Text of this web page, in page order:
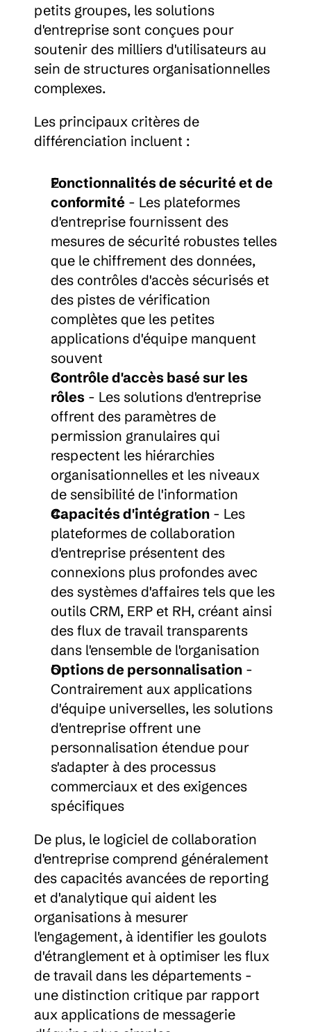
petits groupes, les solutions
d'entreprise sont conçues pour
soutenir des milliers d'utilisateurs au
sein de structures organisationnelles
complexes.
Les principaux critères de
différenciation incluent :
Fonctionnalités de sécurité et de
conformité - Les plateformes
d'entreprise fournissent des
mesures de sécurité robustes telles
que le chiffrement des données,
des contrôles d'accès sécurisés et
des pistes de vérification
complètes que les petites
applications d'équipe manquent
souvent
Contrôle d'accès basé sur les
rôles - Les solutions d'entreprise
offrent des paramètres de
permission granulaires qui
respectent les hiérarchies
organisationnelles et les niveaux
de sensibilité de l'information
Capacités d'intégration - Les
plateformes de collaboration
d'entreprise présentent des
connexions plus profondes avec
des systèmes d'affaires tels que les
outils CRM, ERP et RH, créant ainsi
des flux de travail transparents
dans l'ensemble de l'organisation
Options de personnalisation -
Contrairement aux applications
d'équipe universelles, les solutions
d'entreprise offrent une
personnalisation étendue pour
s'adapter à des processus
commerciaux et des exigences
spécifiques
De plus, le logiciel de collaboration
d'entreprise comprend généralement
des capacités avancées de reporting
et d'analytique qui aident les
organisations à mesurer
l'engagement, à identifier les goulots
d'étranglement et à optimiser les flux
de travail dans les départements -
une distinction critique par rapport
aux applications de messagerie